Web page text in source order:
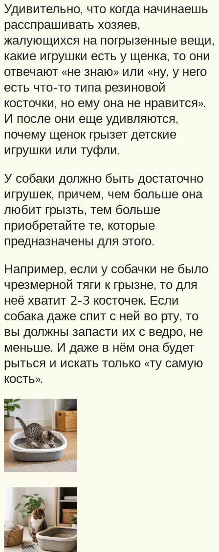
Удивительно, что когда начинаешь
расспрашивать хозяев,
жалующихся на погрызенные вещи,
какие игрушки есть у щенка, то они
отвечают «не знаю» или «ну, у него
есть что-то типа резиновой
косточки, но ему она не нравится».
И после они еще удивляются,
почему щенок грызет детские
игрушки или туфли.
У собаки должно быть достаточно
игрушек, причем, чем больше она
любит грызть, тем больше
приобретайте те, которые
предназначены для этого.
Например, если у собачки не было
чрезмерной тяги к грызне, то для
неё хватит 2-3 косточек. Если
собака даже спит с ней во рту, то
вы должны запасти их с ведро, не
меньше. И даже в нём она будет
рыться и искать только «ту самую
кость».